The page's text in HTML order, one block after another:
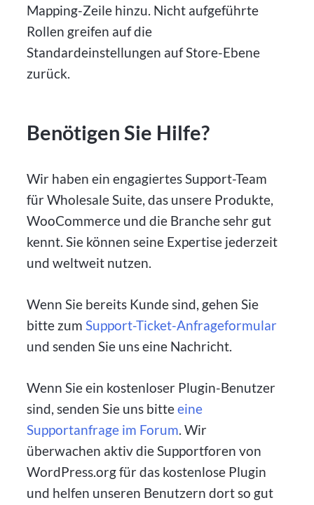
Mapping-Zeile hinzu. Nicht aufgeführte
Rollen greifen auf die
Standardeinstellungen auf Store-Ebene
zurück.
Benötigen Sie Hilfe?
Wir haben ein engagiertes Support-Team
für Wholesale Suite, das unsere Produkte,
WooCommerce und die Branche sehr gut
kennt. Sie können seine Expertise jederzeit
und weltweit nutzen.
Wenn Sie bereits Kunde sind, gehen Sie
bitte zumSupport-Ticket-Anfrageformular
und senden Sie uns eine Nachricht.
Wenn Sie ein kostenloser Plugin-Benutzer
sind, senden Sie uns bitteeine
Supportanfrage im Forum. Wir
überwachen aktiv die Supportforen von
WordPress.org für das kostenlose Plugin
und helfen unseren Benutzern dort so gut